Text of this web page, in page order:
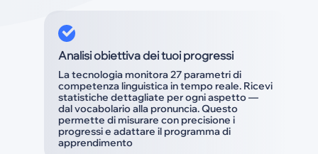
Analisi obiettiva dei tuoi progressi
La tecnologia monitora 27 parametri di
competenza linguistica in tempo reale. Ricevi
statistiche dettagliate per ogni aspetto —
dal vocabolario alla pronuncia. Questo
permette di misurare con precisione i
progressi e adattare il programma di
apprendimento